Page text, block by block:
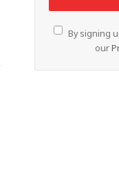
By signing
our